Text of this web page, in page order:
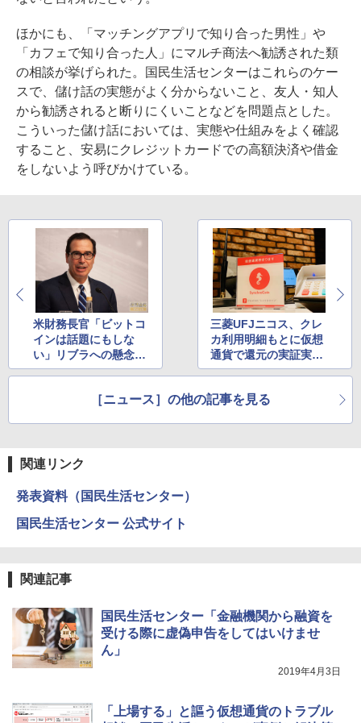
ほかにも、「マッチングアプリで知り合った男性」や
「カフェで知り合った人」にマルチ商法へ勧誘された類
の相談が挙げられた。国民生活センターはこれらのケー
スで、儲け話の実態がよく分からないこと、友人・知人
から勧誘されると断りにくいことなどを問題点とした。
こういった儲け話においては、実態や仕組みをよく確認
すること、安易にクレジットカードでの高額決済や借金
をしないよう呼びかけている。
米財務長官「ビットコ
インは話題にもしな
い」リブラへの懸念強
調
三菱UFJニコス、クレ
カ利用明細もとに仮想
通貨で還元の実証実験
開始
［ニュース］の他の記事を見る
関連リンク
発表資料（国民生活センター）
国民生活センター 公式サイト
関連記事
国民生活センター「金融機関から融資を
受ける際に虚偽申告をしてはいけませ
ん」
2019年4月3日
「上場する」と謳う仮想通貨のトラブル